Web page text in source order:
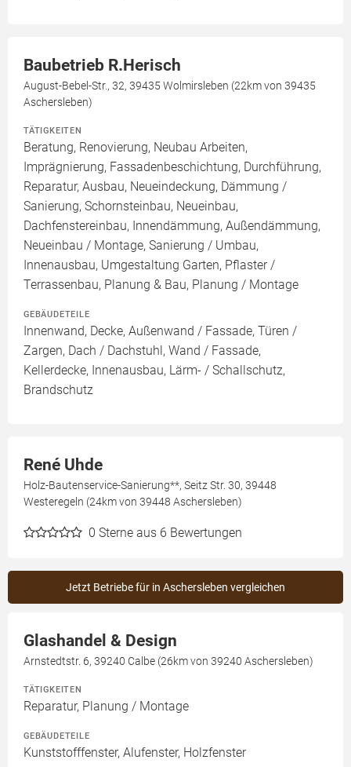
Baubetrieb R.Herisch
August-Bebel-Str., 32, 39435 Wolmirsleben (22km von 39435
Aschersleben)
TÄTIGKEITEN
Beratung, Renovierung, Neubau Arbeiten,
Imprägnierung, Fassadenbeschichtung, Durchführung,
Reparatur, Ausbau, Neueindeckung, Dämmung /
Sanierung, Schornsteinbau, Neueinbau,
Dachfenstereinbau, Innendämmung, Außendämmung,
Neueinbau / Montage, Sanierung / Umbau,
Innenausbau, Umgestaltung Garten, Pflaster /
Terrassenbau, Planung & Bau, Planung / Montage
GEBÄUDETEILE
Innenwand, Decke, Außenwand / Fassade, Türen /
Zargen, Dach / Dachstuhl, Wand / Fassade,
Kellerdecke, Innenausbau, Lärm- / Schallschutz,
Brandschutz
René Uhde
Holz-Bautenservice-Sanierung**, Seitz Str. 30, 39448
Westeregeln (24km von 39448 Aschersleben)
0 Sterne aus 6 Bewertungen
Jetzt Betriebe für in Aschersleben vergleichen
Glashandel & Design
Arnstedtstr. 6, 39240 Calbe (26km von 39240 Aschersleben)
TÄTIGKEITEN
Reparatur, Planung / Montage
GEBÄUDETEILE
Kunststofffenster, Alufenster, Holzfenster